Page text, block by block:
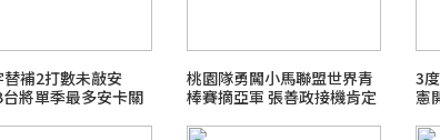
職場菜鳥生存
2026 FIFA世界盃足
替補2打數未敲安
將單季最多安卡關
桃園隊勇闖小馬聯盟世界青
棒賽摘亞軍 張善政接機肯定
3
憲